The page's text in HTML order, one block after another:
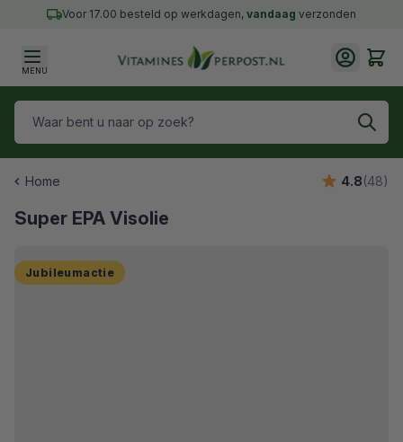
Ga naar de inhoudVoor 17.00 besteld op werkdagen, vandaag verzonden
Cart
MENU
Home
Super EPA Visolie
4.8(48)
Jubileumactie